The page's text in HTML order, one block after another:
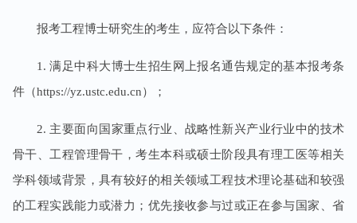
报考工程博士研究生的考生，应符合以下条件：
1. 满足中科大博士生招生网上报名通告规定的基本报考条
件（https://yz.ustc.edu.cn）；
2. 主要面向国家重点行业、战略性新兴产业行业中的技术
骨干、工程管理骨干，考生本科或硕士阶段具有理工医等相关
学科领域背景，具有较好的相关领域工程技术理论基础和较强
的工程实践能力或潜力；优先接收参与过或正在参与国家、省